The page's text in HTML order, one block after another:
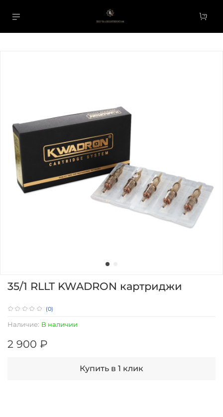
(0)
Наличие: В наличии
35/1 RLLT KWADRON картриджи
2 900 ₽
Купить в 1 клик